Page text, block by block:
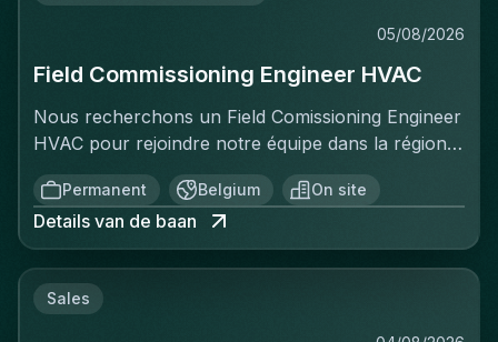
05/08/2026
Field Commissioning Engineer HVAC
Nous recherchons un Field Comissioning Engineer
HVAC pour rejoindre notre équipe dans la région
de Bruxelles. Dans ce rôle, vous fournirez une
assistance technique sur site lors de la mise en
service et du démarrage des installations HVAC
pour nos clients. Vous serez responsable de
climatisation sont correctement installés,
Permanent Belgium On site
Details van de baan
Sales